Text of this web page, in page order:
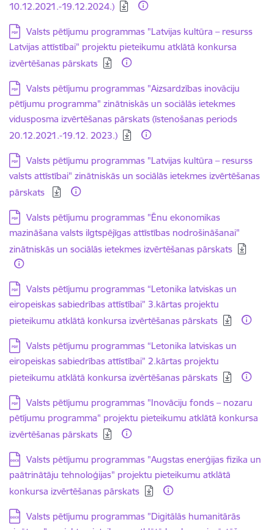
10.12.2021.-19.12.2024.)
Lejupielādēt:
Valsts pētījumu programmas "Latvijas kultūra – resurss
Latvijas attīstībai" projektu pieteikumu atklātā konkursa
izvērtēšanas pārskats
Lejupielādēt:
Valsts pētījumu programmas "Aizsardzības inovāciju
pētījumu programma" zinātniskās un sociālās ietekmes
vidusposma izvērtēšanas pārskats (īstenošanas periods
20.12.2021.-19.12. 2023.)
Lejupielādēt:
Valsts pētījumu programmas "Latvijas kultūra – resurss
valsts attīstībai" zinātniskās un sociālās ietekmes izvērtēšanas
pārskats
Lejupielādēt:
Valsts pētījumu programmas "Ēnu ekonomikas
mazināšana valsts ilgtspējīgas attīstības nodrošināšanai"
zinātniskās un sociālās ietekmes izvērtēšanas pārskats
Lejupielādēt:
Valsts pētījumu programmas “Letonika latviskas un
eiropeiskas sabiedrības attīstībai” 3.kārtas projektu
pieteikumu atklātā konkursa izvērtēšanas pārskats
Lejupielādēt:
Valsts pētījumu programmas “Letonika latviskas un
eiropeiskas sabiedrības attīstībai” 2.kārtas projektu
pieteikumu atklātā konkursa izvērtēšanas pārskats
Lejupielādēt:
Valsts pētījumu programmas "Inovāciju fonds – nozaru
pētījumu programma" projektu pieteikumu atklātā konkursa
izvērtēšanas pārskats
Lejupielādēt:
Valsts pētījumu programmas "Augstas enerģijas fizika un
paātrinātāju tehnoloģijas" projektu pieteikumu atklātā
konkursa izvērtēšanas pārskats
Lejupielādēt:
Valsts pētījumu programmas ”Digitālās humanitārās